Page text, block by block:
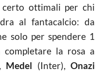
certo ottimali per chi
al fantacalcio: da
solo per spendere 1
la rosa a
Medel (Inter),Onazi